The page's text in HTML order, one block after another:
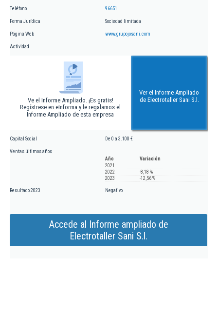
Teléfono 96651...
Forma Jurídica Sociedad limitada
Página Web www.grupojosani.com
Actividad
Ve el Informe Ampliado. ¡Es gratis!
Regístrese en eInforma y le regalamos el
Informe Ampliado de esta empresa
Ver el Informe Ampliado
de Electrotaller Sani S.l.
Capital Social De 0 a 3.100 €
Ventas últimos años
Año
Variación
2021
2022
-8,18 %
2023
-12,56 %
Resultado 2023 Negativo
Accede al Informe ampliado de
Electrotaller Sani S.l.